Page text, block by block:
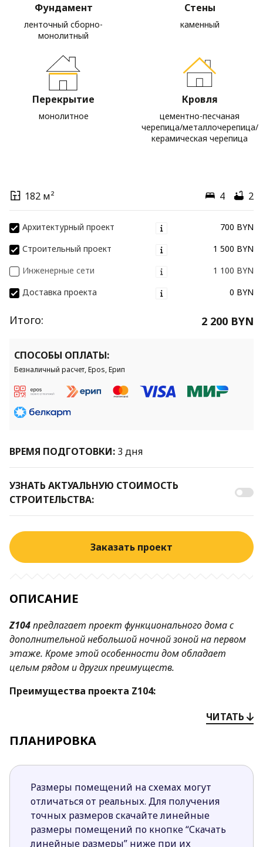
Фундамент
ленточный сборно-
монолитный
Стены
каменный
Перекрытие
монолитное
Кровля
цементно-песчаная
черепица/металлочерепица/
керамическая черепица
182 м² 4 2
Архитектурный проект
700 BYN
Строительный проект
1 500 BYN
Инженерные сети
1 100 BYN
Доставка проекта
0 BYN
Итого: 2 200 BYN
СПОСОБЫ ОПЛАТЫ:
Безналичный расчет, Epos, Ерип
ВРЕМЯ ПОДГОТОВКИ: 3 дня
УЗНАТЬ АКТУАЛЬНУЮ СТОИМОСТЬ
СТРОИТЕЛЬСТВА:
Заказать проект
ОПИСАНИЕ
Z104предлагает проект функционального дома с
дополнительной небольшой ночной зоной на первом
этаже. Кроме этой особенности дом обладает
целым рядом и других преимуществ.
Преимущества проекта Z104:
Открытая планировка кухни делает всю
Открытая ажурная терраса пропускает больше
Расположение окон в гостиной с трех сторон
(южной, восточной и северной) способствуют
хорошему естественному освещению в
течение всего дня.
Эркер в гостиной формирует отдельную
ЧИТАТЬ
ПЛАНИРОВКА
Размеры помещений на схемах могут
отличаться от реальных. Для получения
точных размеров скачайте линейные
размеры помещений по кнопке “Скачать
линейные размеры” ниже при их